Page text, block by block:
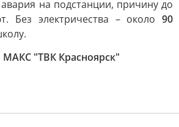
на подстанции, причину до
Без электричества – около 90
МАКС "ТВК Красноярск"